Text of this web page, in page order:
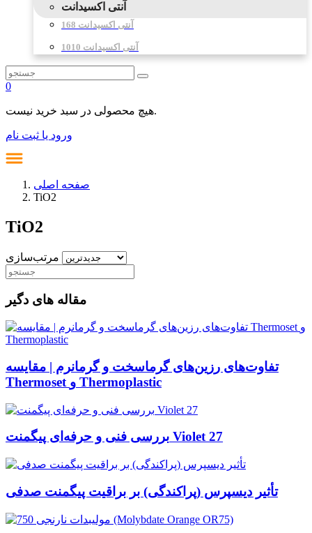
آنتی اکسیدانت
آنتی اکسیدانت 168
آنتی اکسیدانت 1010
0
هیچ محصولی در سبد خرید نیست.
ورود یا ثبت نام
صفحه اصلی
TiO2
TiO2
مرتب‌سازی
مقاله های دگیر
تفاوت‌های رزین‌های گرماسخت و گرمانرم | مقایسه
Thermoset و Thermoplastic
بررسی فنی و حرفه‌ای پیگمنت Violet 27
تأثیر دیسپرس (پراکندگی) بر براقیت پیگمنت صدفی